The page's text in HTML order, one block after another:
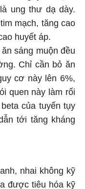
ung thư dạ dày.
mạch, tăng cao
huyết áp.
sáng muộn đều
Chỉ cần bỏ ăn
cơ này lên 6%,
quen này làm rối
của tuyến tụy
tới tăng kháng
nhai không kỹ
được tiêu hóa kỹ